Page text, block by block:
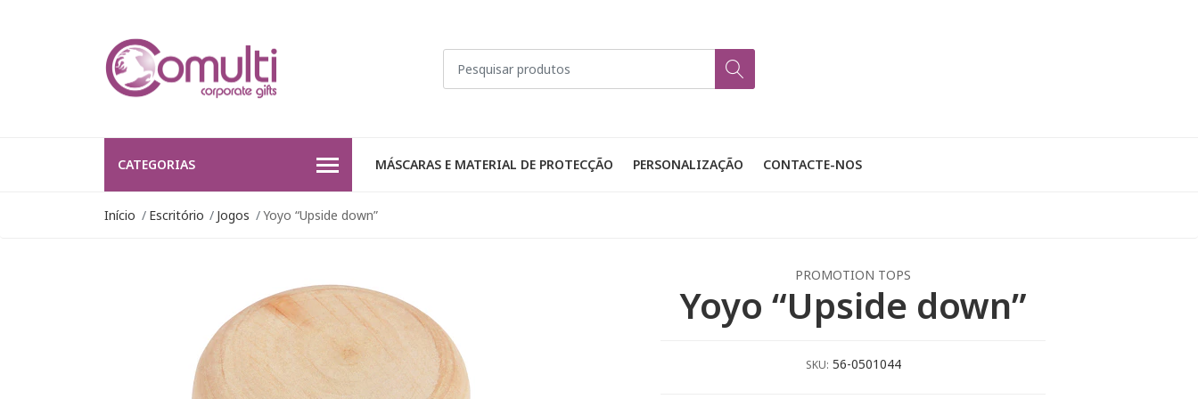
CATEGORIAS MÁSCARAS E MATERIAL DE PROTECÇÃO PERSONALIZAÇÃO CONTACTE-NOS
Início Escritório Jogos Yoyo “Upside down”
PROMOTION TOPS
Yoyo “Upside down”
SKU: 56-0501044